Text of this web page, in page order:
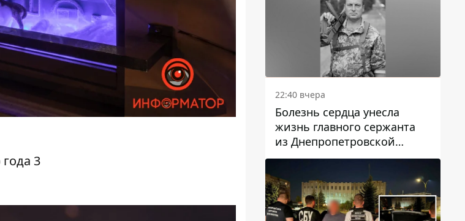
22:40 вчера
Болезнь сердца унесла
жизнь главного сержанта
из Днепропетровской
области Юрия Свистуна